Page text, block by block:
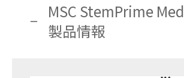
MSC StemPrime
製品情報